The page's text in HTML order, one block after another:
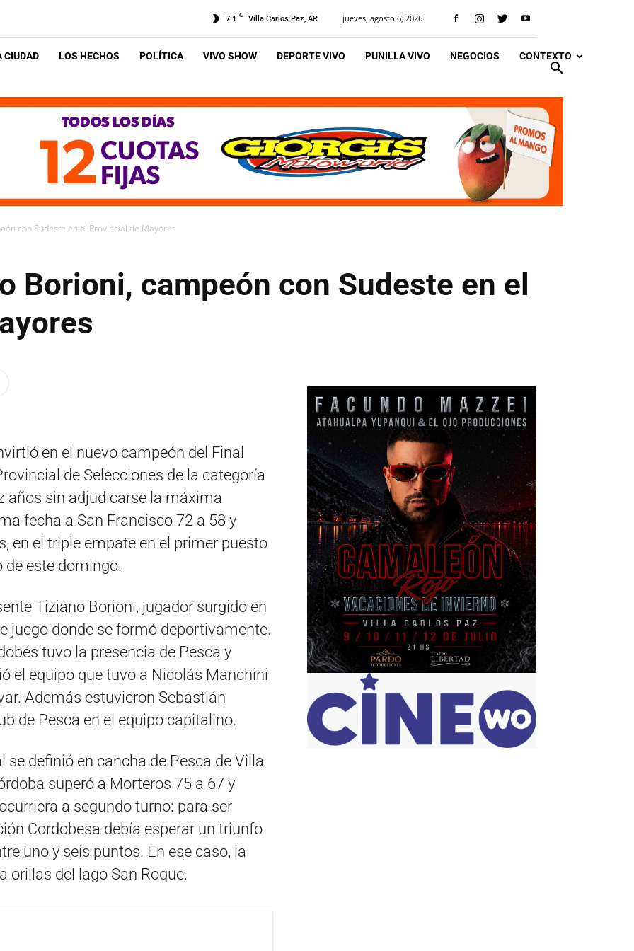
7.1 C Villa Carlos Paz, AR jueves, agosto 6, 2026
CIUDAD LOS HECHOS POLÍTICA VIVO SHOW DEPORTE VIVO PUNILLA VIVO NEGOCIOS CONTEXTO
con Sudeste en el Provincial de Mayores
Borioni, campeón con Sudeste en el
en el nuevo campeón del Final
de Selecciones de la categoría
años sin adjudicarse la máxima
fecha a San Francisco 72 a 58 y
en el triple empate en el primer puesto
de este domingo.
Tiziano Borioni, jugador surgido en
juego donde se formó deportivamente.
tuvo la presencia de Pesca y
el equipo que tuvo a Nicolás Manchini
Además estuvieron Sebastián
de Pesca en el equipo capitalino.
definió en cancha de Pesca de Villa
superó a Morteros 75 a 67 y
a segundo turno: para ser
Cordobesa debía esperar un triunfo
uno y seis puntos. En ese caso, la
orillas del lago San Roque.